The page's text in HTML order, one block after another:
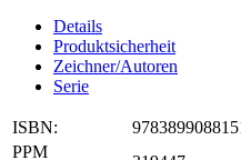
Details
Produktsicherheit
Zeichner/Autoren
Serie
ISBN:
PPM